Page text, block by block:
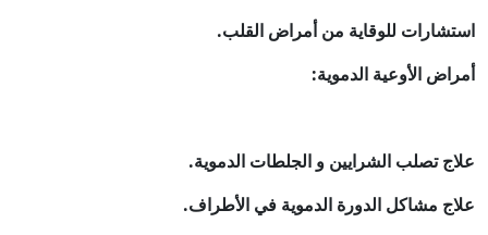
استشارات للوقاية من أمراض القلب.
أمراض الأوعية الدموية:
علاج تصلب الشرايين و الجلطات الدموية.
علاج مشاكل الدورة الدموية في الأطراف.